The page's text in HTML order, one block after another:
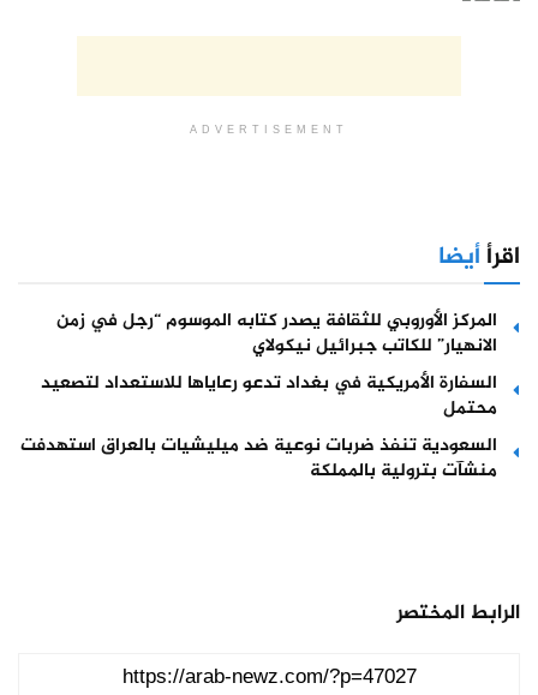
ADVERTISEMENT
اقرأأيضا
المركز الأوروبي للثقافة يصدر كتابه الموسوم “رجل في زمن
الانهيار” للكاتب جبرائيل نيكولاي
السفارة الأمريكية في بغداد تدعو رعاياها للاستعداد لتصعيد
محتمل
السعودية تنفذ ضربات نوعية ضد ميليشيات بالعراق استهدفت
منشآت بترولية بالمملكة
الرابط المختصر